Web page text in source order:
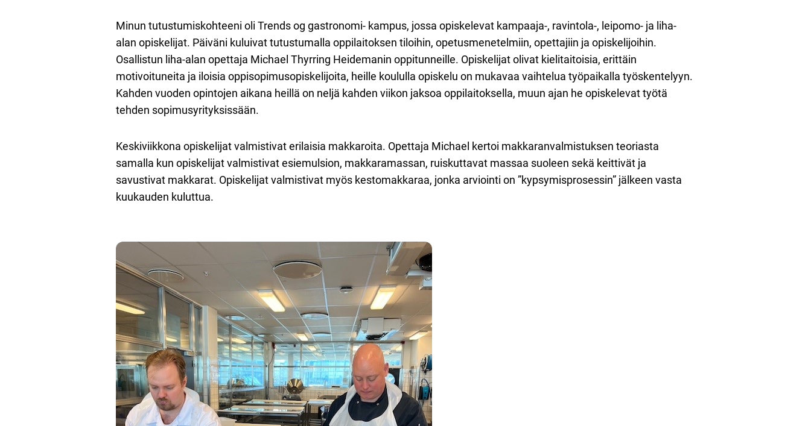
Minun tutustumiskohteeni oli Trends og gastronomi- kampus, jossa opiskelevat kampaaja-, ravintola-, leipomo- ja liha-
alan opiskelijat. Päiväni kuluivat tutustumalla oppilaitoksen tiloihin, opetusmenetelmiin, opettajiin ja opiskelijoihin.
Osallistun liha-alan opettaja Michael Thyrring Heidemanin oppitunneille. Opiskelijat olivat kielitaitoisia, erittäin
motivoituneita ja iloisia oppisopimusopiskelijoita, heille koululla opiskelu on mukavaa vaihtelua työpaikalla työskentelyyn.
Kahden vuoden opintojen aikana heillä on neljä kahden viikon jaksoa oppilaitoksella, muun ajan he opiskelevat työtä
tehden sopimusyrityksissään.
Keskiviikkona opiskelijat valmistivat erilaisia makkaroita. Opettaja Michael kertoi makkaranvalmistuksen teoriasta
samalla kun opiskelijat valmistivat esiemulsion, makkaramassan, ruiskuttavat massaa suoleen sekä keittivät ja
savustivat makkarat. Opiskelijat valmistivat myös kestomakkaraa, jonka arviointi on ”kypsymisprosessin” jälkeen vasta
kuukauden kuluttua.